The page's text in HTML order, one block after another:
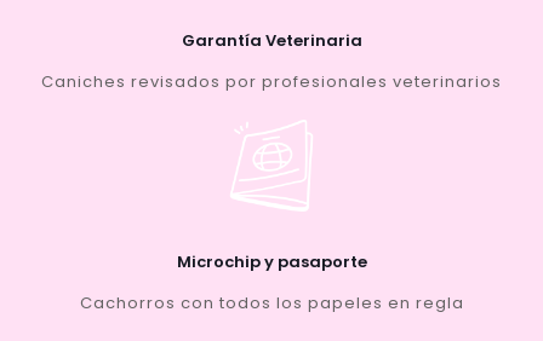
Garantía Veterinaria
Caniches revisados por profesionales veterinarios
Microchip y pasaporte
Cachorros con todos los papeles en regla